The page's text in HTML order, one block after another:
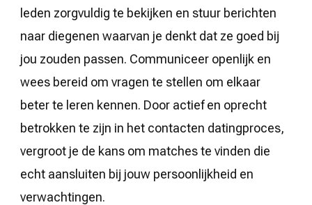
leden zorgvuldig te bekijken en stuur berichten
naar diegenen waarvan je denkt dat ze goed bij
jou zouden passen. Communiceer openlijk en
wees bereid om vragen te stellen om elkaar
beter te leren kennen. Door actief en oprecht
betrokken te zijn in het contacten datingproces,
vergroot je de kans om matches te vinden die
echt aansluiten bij jouw persoonlijkheid en
verwachtingen.